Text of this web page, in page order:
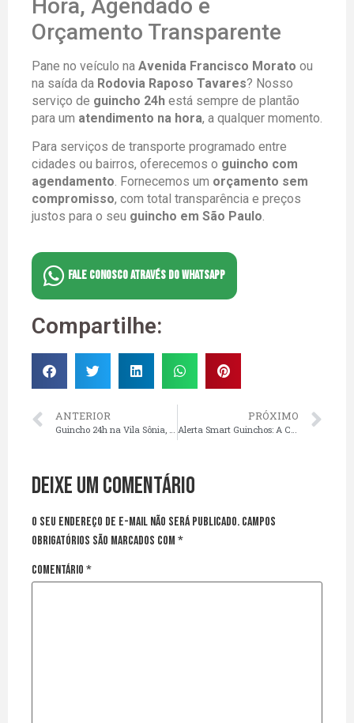
Hora, Agendado e
Orçamento Transparente
Pane no veículo na Avenida Francisco Morato ou
na saída da Rodovia Raposo Tavares? Nosso
serviço de guincho 24h está sempre de plantão
para um atendimento na hora, a qualquer momento.
Para serviços de transporte programado entre
cidades ou bairros, oferecemos o guincho com
agendamento. Fornecemos um orçamento sem
compromisso, com total transparência e preços
justos para o seu guincho em São Paulo.
FALE CONOSCO ATRAVÉS DO WHATSAPP
Compartilhe:
ANTERIOR
Guincho 24h na Vila Sônia, SP | Reboque Rápido na Prof. Francisco Morato, Eliseu de Almeida e Rodovia Raposo Tavares
PRÓXIMO
Alerta Smart Guinchos: A CNH Sem Autoescola e o Impacto na Segurança Viária e no Seu Veículo
Deixe um comentário
O seu endereço de e-mail não será publicado. Campos
obrigatórios são marcados com *
Comentário *